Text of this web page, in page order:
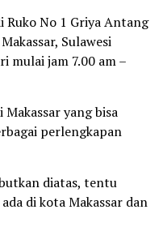
Ruko No 1 Griya Antang
Sulawesi
mulai jam 7.00 am –
yang bisa
perlengkapan
diatas, tentu
di kota Makassar dan